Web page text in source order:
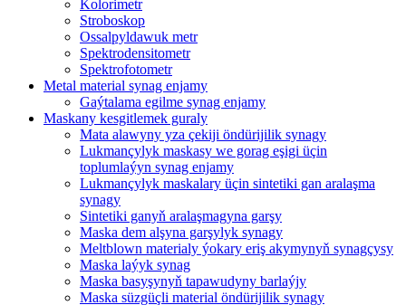
Kolorimetr
Stroboskop
Ossalpyldawuk metr
Spektrodensitometr
Spektrofotometr
Metal material synag enjamy
Gaýtalama egilme synag enjamy
Maskany kesgitlemek guraly
Mata alawyny yza çekiji öndürijilik synagy
Lukmançylyk maskasy we gorag eşigi üçin
toplumlaýyn synag enjamy
Lukmançylyk maskalary üçin sintetiki gan aralaşma
synagy
Sintetiki ganyň aralaşmagyna garşy
Maska dem alşyna garşylyk synagy
Meltblown materialy ýokary eriş akymynyň synagçysy
Maska laýyk synag
Maska basyşynyň tapawudyny barlaýjy
Maska süzgüçli material öndürijilik synagy